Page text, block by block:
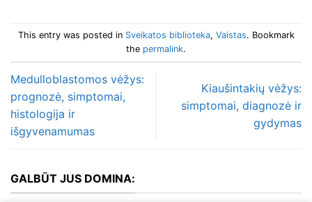
This entry was posted in Sveikatos biblioteka, Vaistas. Bookmark
the permalink.
Medulloblastomos vėžys:
prognozė, simptomai,
histologija ir
išgyvenamumas
Kiaušintakių vėžys:
simptomai, diagnozė ir
gydymas
GALBŪT JUS DOMINA: